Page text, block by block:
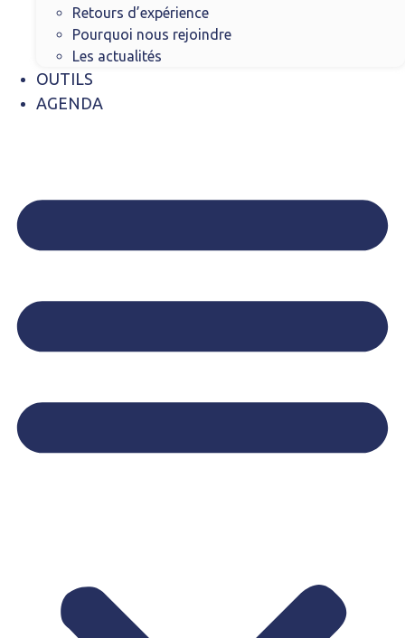
Retours d’expérience
Pourquoi nous rejoindre
Les actualités
OUTILS
AGENDA